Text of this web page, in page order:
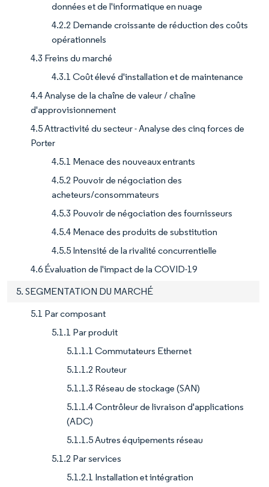
données et de l'informatique en nuage
4.2.2 Demande croissante de réduction des coûts
opérationnels
4.3 Freins du marché
4.3.1 Coût élevé d'installation et de maintenance
4.4 Analyse de la chaîne de valeur / chaîne
d'approvisionnement
4.5 Attractivité du secteur - Analyse des cinq forces de
Porter
4.5.1 Menace des nouveaux entrants
4.5.2 Pouvoir de négociation des
acheteurs/consommateurs
4.5.3 Pouvoir de négociation des fournisseurs
4.5.4 Menace des produits de substitution
4.5.5 Intensité de la rivalité concurrentielle
4.6 Évaluation de l'impact de la COVID-19
5. SEGMENTATION DU MARCHÉ
5.1 Par composant
5.1.1 Par produit
5.1.1.1 Commutateurs Ethernet
5.1.1.2 Routeur
5.1.1.3 Réseau de stockage (SAN)
5.1.1.4 Contrôleur de livraison d'applications
(ADC)
5.1.1.5 Autres équipements réseau
5.1.2 Par services
5.1.2.1 Installation et intégration